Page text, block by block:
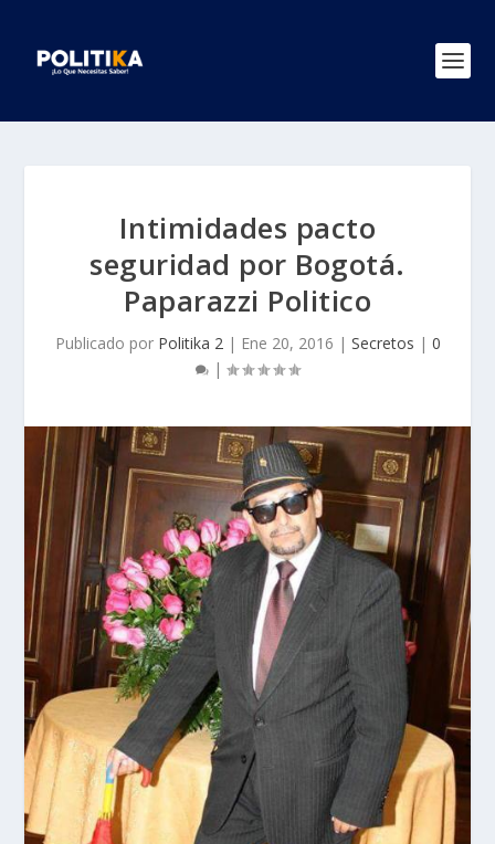
Intimidades pacto
seguridad por Bogotá.
Paparazzi Politico
Publicado por Politika 2| Ene 20, 2016 | Secretos | 0
|